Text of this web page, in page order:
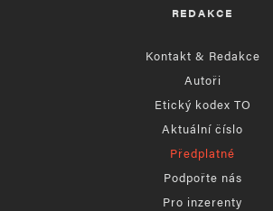
REDAKCE
Kontakt & Redakce
Autoři
Etický kodex TO
Aktuální číslo
Předplatné
Podpořte nás
Pro inzerenty